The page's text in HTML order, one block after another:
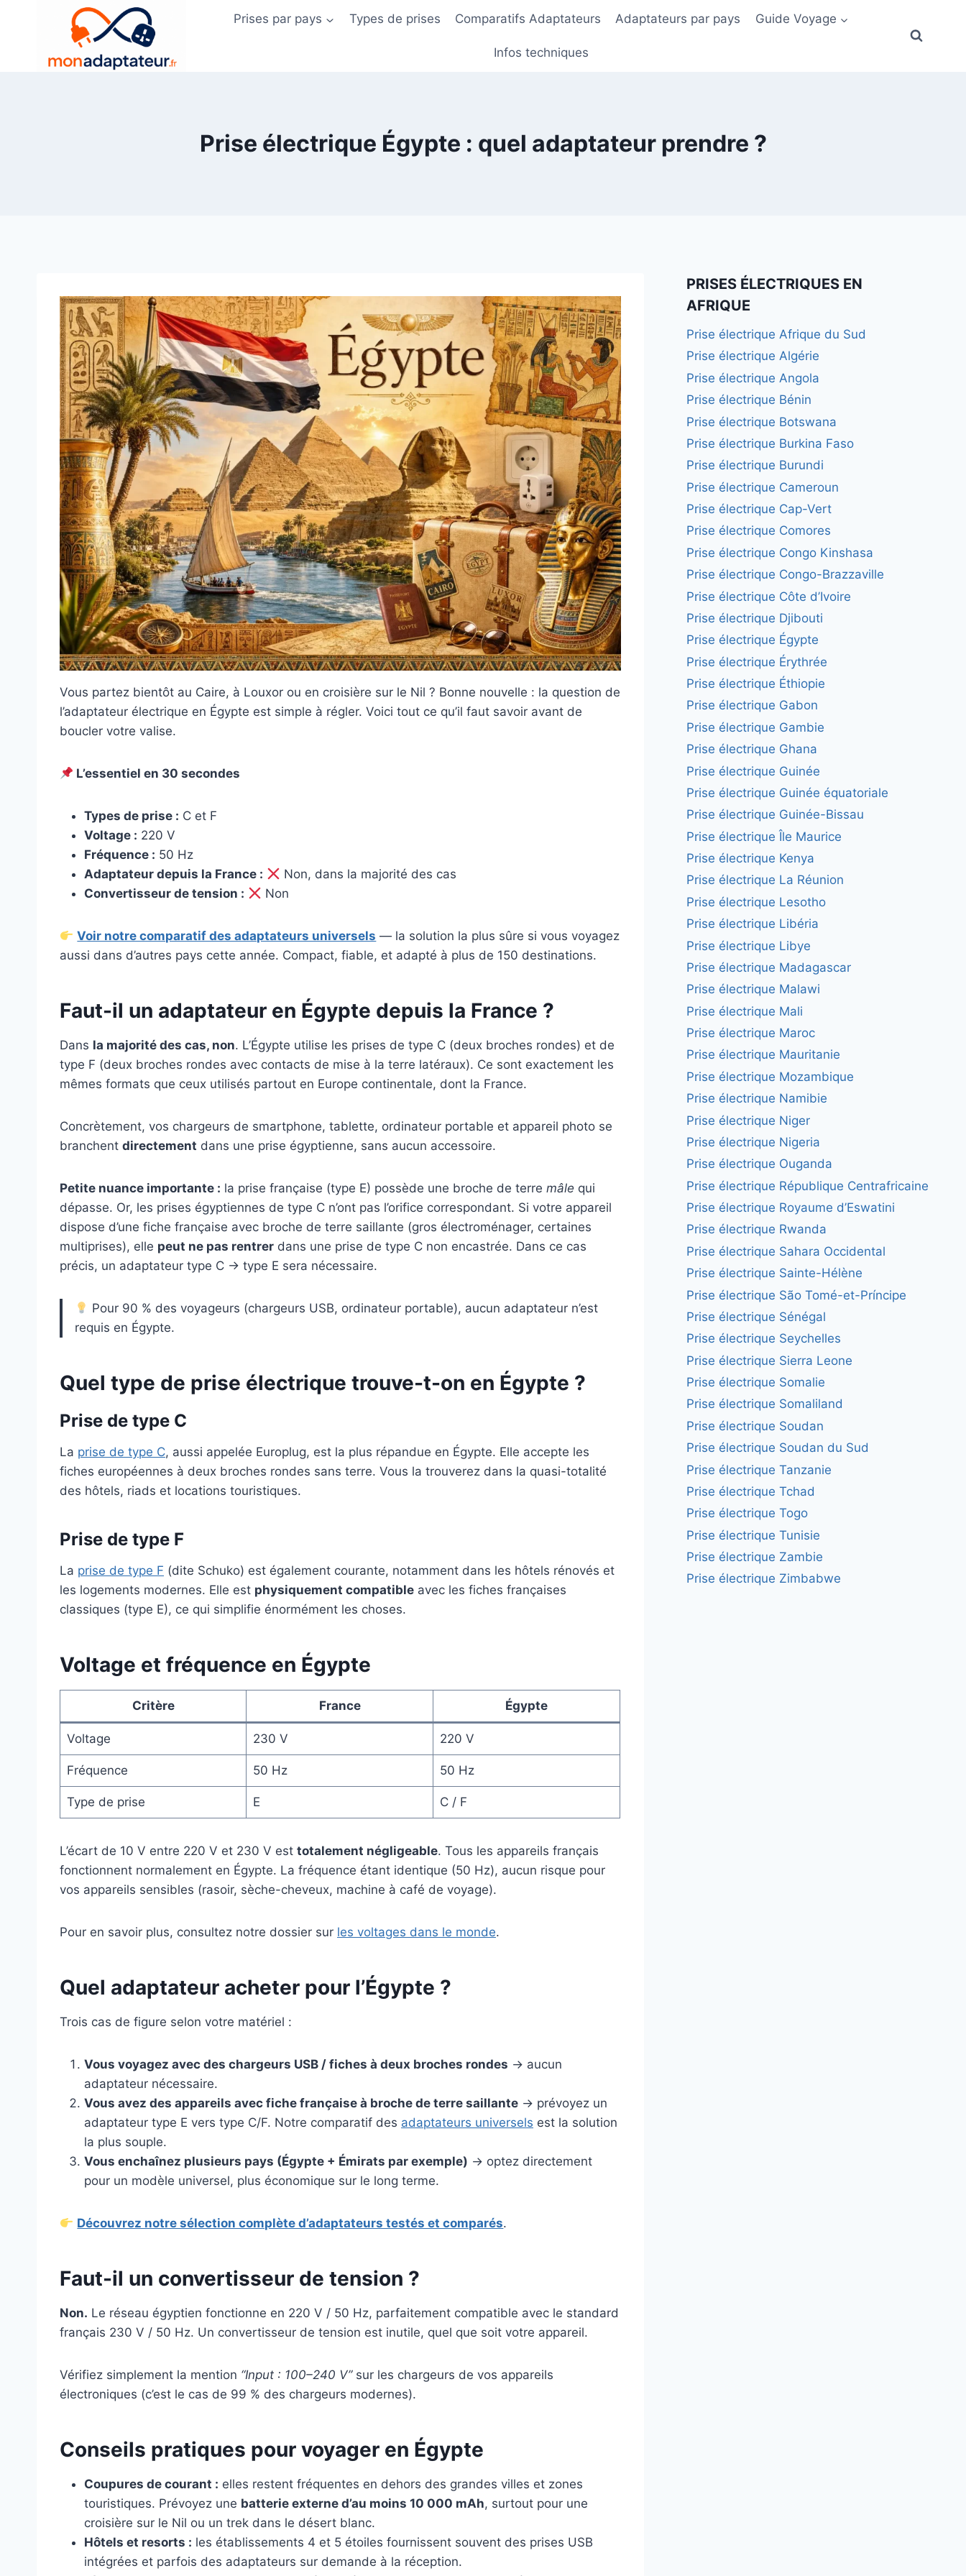
Prises par pays Types de prises Comparatifs Adaptateurs Adaptateurs par pays Guide Voyage
Infos techniques
Prise électrique Égypte : quel adaptateur prendre ?
Vous partez bientôt au Caire, à Louxor ou en croisière sur le Nil ? Bonne nouvelle : la question de
l’adaptateur électrique en Égypte est simple à régler. Voici tout ce qu’il faut savoir avant de
boucler votre valise.
L’essentiel en 30 secondes
Types de prise : C et F
Voltage : 220 V
Fréquence : 50 Hz
Adaptateur depuis la France :
Non, dans la majorité des cas
Convertisseur de tension :
Non
Voir notre comparatif des adaptateurs universels — la solution la plus sûre si vous voyagez
aussi dans d’autres pays cette année. Compact, fiable, et adapté à plus de 150 destinations.
Faut-il un adaptateur en Égypte depuis la France ?
Dans la majorité des cas, non. L’Égypte utilise les prises de type C (deux broches rondes) et de
type F (deux broches rondes avec contacts de mise à la terre latéraux). Ce sont exactement les
mêmes formats que ceux utilisés partout en Europe continentale, dont la France.
Concrètement, vos chargeurs de smartphone, tablette, ordinateur portable et appareil photo se
branchent directement dans une prise égyptienne, sans aucun accessoire.
Petite nuance importante : la prise française (type E) possède une broche de terre mâle qui
dépasse. Or, les prises égyptiennes de type C n’ont pas l’orifice correspondant. Si votre appareil
dispose d’une fiche française avec broche de terre saillante (gros électroménager, certaines
multiprises), elle peut ne pas rentrer dans une prise de type C non encastrée. Dans ce cas
précis, un adaptateur type C → type E sera nécessaire.
Pour 90 % des voyageurs (chargeurs USB, ordinateur portable), aucun adaptateur n’est
requis en Égypte.
Quel type de prise électrique trouve-t-on en Égypte ?
Prise de type C
La prise de type C, aussi appelée Europlug, est la plus répandue en Égypte. Elle accepte les
fiches européennes à deux broches rondes sans terre. Vous la trouverez dans la quasi-totalité
des hôtels, riads et locations touristiques.
Prise de type F
La prise de type F (dite Schuko) est également courante, notamment dans les hôtels rénovés et
les logements modernes. Elle est physiquement compatible avec les fiches françaises
classiques (type E), ce qui simplifie énormément les choses.
Voltage et fréquence en Égypte
Critère France Égypte
Voltage 230 V 220 V
Fréquence 50 Hz 50 Hz
Type de prise E C / F
L’écart de 10 V entre 220 V et 230 V est totalement négligeable. Tous les appareils français
fonctionnent normalement en Égypte. La fréquence étant identique (50 Hz), aucun risque pour
vos appareils sensibles (rasoir, sèche-cheveux, machine à café de voyage).
Pour en savoir plus, consultez notre dossier sur les voltages dans le monde.
Quel adaptateur acheter pour l’Égypte ?
Trois cas de figure selon votre matériel :
Vous voyagez avec des chargeurs USB / fiches à deux broches rondes → aucun
adaptateur nécessaire.
Vous avez des appareils avec fiche française à broche de terre saillante → prévoyez un
adaptateur type E vers type C/F. Notre comparatif des adaptateurs universels est la solution
la plus souple.
Vous enchaînez plusieurs pays (Égypte + Émirats par exemple) → optez directement
pour un modèle universel, plus économique sur le long terme.
Découvrez notre sélection complète d’adaptateurs testés et comparés.
Faut-il un convertisseur de tension ?
Non. Le réseau égyptien fonctionne en 220 V / 50 Hz, parfaitement compatible avec le standard
français 230 V / 50 Hz. Un convertisseur de tension est inutile, quel que soit votre appareil.
Vérifiez simplement la mention “Input : 100–240 V”sur les chargeurs de vos appareils
électroniques (c’est le cas de 99 % des chargeurs modernes).
Conseils pratiques pour voyager en Égypte
Coupures de courant : elles restent fréquentes en dehors des grandes villes et zones
touristiques. Prévoyez une batterie externe d’au moins 10 000 mAh, surtout pour une
croisière sur le Nil ou un trek dans le désert blanc.
Hôtels et resorts : les établissements 4 et 5 étoiles fournissent souvent des prises USB
intégrées et parfois des adaptateurs sur demande à la réception.
PRISES ÉLECTRIQUES EN
AFRIQUE
Prise électrique Afrique du Sud
Prise électrique Algérie
Prise électrique Angola
Prise électrique Bénin
Prise électrique Botswana
Prise électrique Burkina Faso
Prise électrique Burundi
Prise électrique Cameroun
Prise électrique Cap-Vert
Prise électrique Comores
Prise électrique Congo Kinshasa
Prise électrique Congo-Brazzaville
Prise électrique Côte d’Ivoire
Prise électrique Djibouti
Prise électrique Égypte
Prise électrique Érythrée
Prise électrique Éthiopie
Prise électrique Gabon
Prise électrique Gambie
Prise électrique Ghana
Prise électrique Guinée
Prise électrique Guinée équatoriale
Prise électrique Guinée-Bissau
Prise électrique Île Maurice
Prise électrique Kenya
Prise électrique La Réunion
Prise électrique Lesotho
Prise électrique Libéria
Prise électrique Libye
Prise électrique Madagascar
Prise électrique Malawi
Prise électrique Mali
Prise électrique Maroc
Prise électrique Mauritanie
Prise électrique Mozambique
Prise électrique Namibie
Prise électrique Niger
Prise électrique Nigeria
Prise électrique Ouganda
Prise électrique République Centrafricaine
Prise électrique Royaume d’Eswatini
Prise électrique Rwanda
Prise électrique Sahara Occidental
Prise électrique Sainte-Hélène
Prise électrique São Tomé-et-Príncipe
Prise électrique Sénégal
Prise électrique Seychelles
Prise électrique Sierra Leone
Prise électrique Somalie
Prise électrique Somaliland
Prise électrique Soudan
Prise électrique Soudan du Sud
Prise électrique Tanzanie
Prise électrique Tchad
Prise électrique Togo
Prise électrique Tunisie
Prise électrique Zambie
Prise électrique Zimbabwe